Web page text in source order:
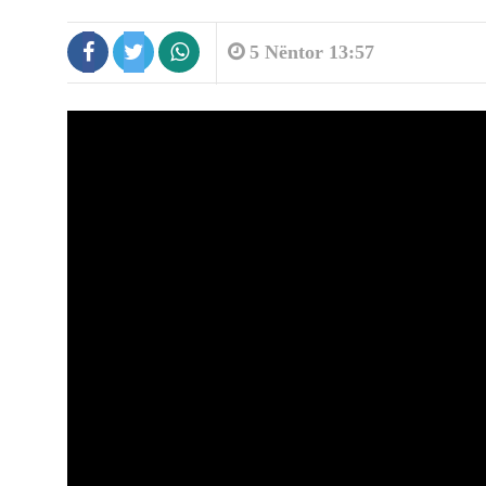
5 Nëntor 13:57